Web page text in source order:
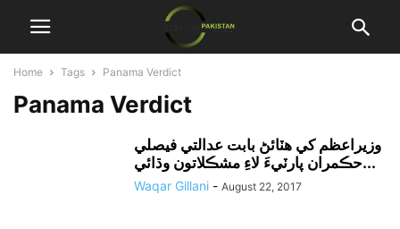
Home Tags Panama Verdict
Panama Verdict
وزيراعظم کي هٽائڻ بابت عدالتي فيصلي
حڪمران پارٽيءَ لاءِ مشڪلاتون وڌائي...
Waqar Gillani - August 22, 2017